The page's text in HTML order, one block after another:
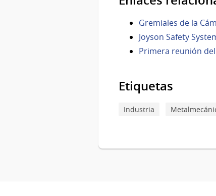
Gremiales de la
Joyson Safety
Primera reunión
Etiquetas
Industria